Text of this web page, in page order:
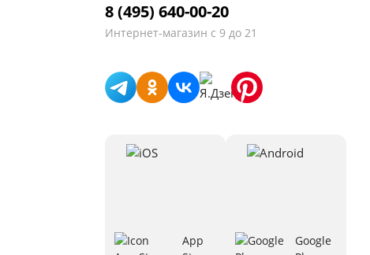
8 (495) 640-00-20
Интернет-магазин с 9 до 21
App
Google